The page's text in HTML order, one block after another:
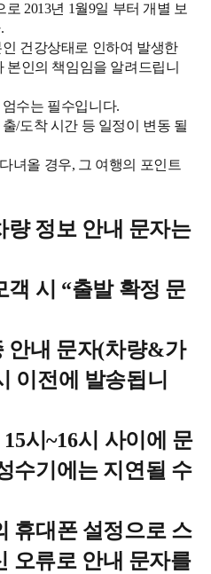
2013년 1월9일 부터 개별 보
건강상태로 인하여 발생한
인의 책임임을 알려드립니
수는 필수입니다.
/도착 시간 등 일정이 변동 될
녀올 경우, 그 여행의 포인트
량 정보 안내 문자는
객 시 “출발 확정 문
안내 문자(차량&가
이전에 발송됩니
15시~16시 사이에 문
수기에는 지연될 수
휴대폰 설정으로 스
오류로 안내 문자를